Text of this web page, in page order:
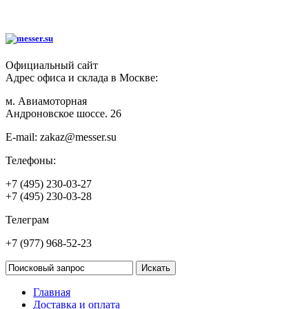
Официальный сайт
Адрес офиса и склада в Москве:
м. Авиамоторная
Андроновское шоссе. 26
E-mail: zakaz@messer.su
Телефоны:
+7 (495) 230-03-27
+7 (495) 230-03-28
Телеграм
+7 (977) 968-52-23
Главная
Доставка и оплата